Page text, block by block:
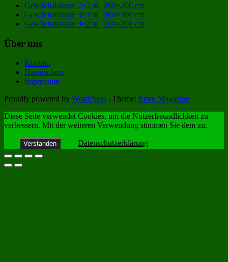
Gewächshäuser 2×2 m | 200×200 cm
Gewächshäuser 3×3 m | 300×300 cm
Gewächshäuser 3×2 m | 300×200 cm
Über uns
Kontakt
Datenschutz
Impressum
Proudly powered by WordPress | Theme: Envo Magazine
Diese Seite verwendet Cookies, um die Nutzerfreundlichkeit zu
verbessern. Mit der weiteren Verwendung stimmen Sie dem zu.
Verstanden Datenschutzerklärung